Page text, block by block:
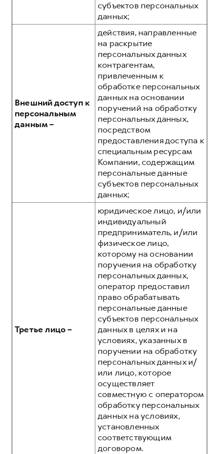
субъектов персональных
данных;
Внешний доступ к
персональным
данным –
действия, направленные
на раскрытие
персональных данных
контрагентам,
привлеченным к
обработке персональных
данных на основании
поручений на обработку
персональных данных,
посредством
предоставления доступа к
специальным ресурсам
Компании, содержащим
персональные данные
субъектов персональных
данных;
Третье лицо –
юридическое лицо, и/или
индивидуальный
предприниматель, и/или
физическое лицо,
которому на основании
поручения на обработку
персональных данных,
оператор предоставил
право обрабатывать
персональные данные
субъектов персональных
данных в целях и на
условиях, указанных в
поручении на обработку
персональных данных и/
или лицо, которое
осуществляет
совместную с оператором
обработку персональных
данных на условиях,
установленных
соответствующим
договором.